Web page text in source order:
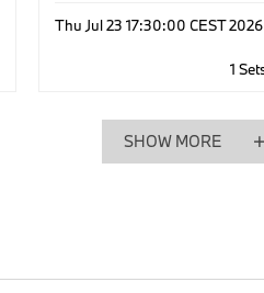
Thu Jul 23 17:30:00 CEST 2026
1
SHOW MORE